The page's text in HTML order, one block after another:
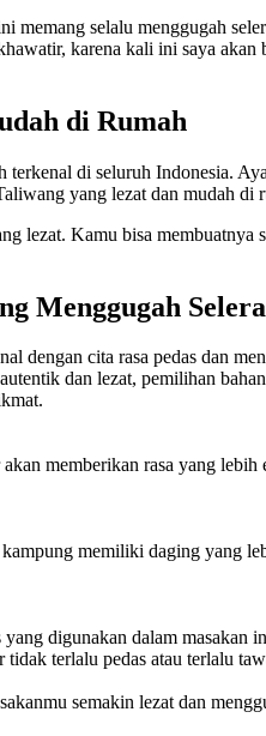
selalu menggugah
karena kali ini saya
di Rumah
di seluruh Indonesia.
yang lezat dan mudah di
Kamu bisa membuatnya
Menggugah Selera
dengan cita rasa pedas dan
dan lezat, pemilihan
memberikan rasa yang
memiliki daging yang
digunakan dalam
terlalu pedas atau terlalu
semakin lezat dan